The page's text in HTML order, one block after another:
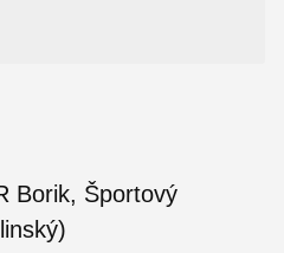
Borik, Športový